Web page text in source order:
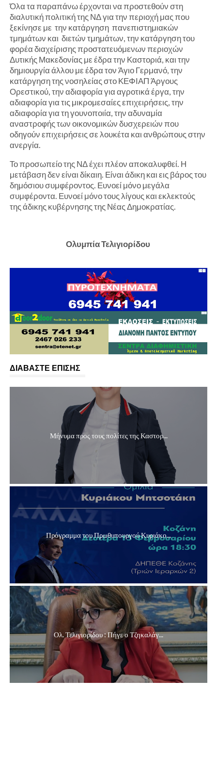
Όλα τα παραπάνω έρχονται να προστεθούν στη
διαλυτική πολιτική της ΝΔ για την περιοχή μας που
ξεκίνησε με την κατάργηση πανεπιστημιακών
τμημάτων και διετών τμημάτων, την κατάργηση του
φορέα διαχείρισης προστατευόμενων περιοχών
Δυτικής Μακεδονίας με έδρα την Καστοριά, και την
δημιουργία άλλου με έδρα τον Άγιο Γερμανό, την
κατάργηση της νοσηλείας στο ΚΕΦΙΑΠ Άργους
Ορεστικού, την αδιαφορία για αγροτικά έργα, την
αδιαφορία για τις μικρομεσαίες επιχειρήσεις, την
αδιαφορία για τη γουνοποιία, την αδυναμία
αναστροφής των οικονομικών δυσχερειών που
οδηγούν επιχειρήσεις σε λουκέτα και ανθρώπους στην
ανεργία.
Το προσωπείο της ΝΔ έχει πλέον αποκαλυφθεί. Η
μετάβαση δεν είναι δίκαιη. Είναι άδικη και εις βάρος του
δημόσιου συμφέροντος. Ευνοεί μόνο μεγάλα
συμφέροντα. Ευνοεί μόνο τους λίγους και εκλεκτούς
της άδικης κυβέρνησης της Νέας Δημοκρατίας.
Ολυμπία Τελιγιορίδου
ΔΙΑΒΑΣΤΕ ΕΠΙΣΗΣ
Μήνυμα προς τους πολίτες της Καστορ...
Πρόγραμμα του Πρωθυπουργού Κυριάκο...
Ολ. Τελιγιορίδου : Πήγε ο Τζηκαλάγ...